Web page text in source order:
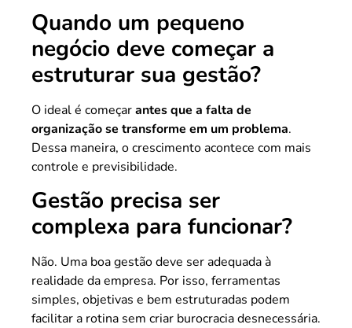
Quando um pequeno
negócio deve começar a
estruturar sua gestão?
O ideal é começarantes que a falta de
organização se transforme em um problema.
Dessa maneira, o crescimento acontece com mais
controle e previsibilidade.
Gestão precisa ser
complexa para funcionar?
Não. Uma boa gestão deve ser adequada à
realidade da empresa. Por isso, ferramentas
simples, objetivas e bem estruturadas podem
facilitar a rotina sem criar burocracia desnecessária.